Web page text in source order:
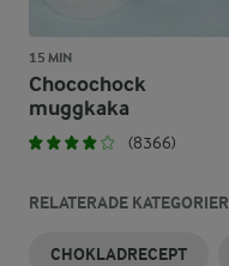
15 MIN
Chocochock
muggkaka
(8366)
RELATERADE KATEGORIER
CHOKLADRECEPT